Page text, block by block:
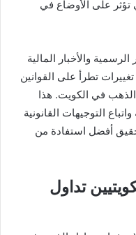
تؤثر على الأوضاع في
والأخبار المالية
تطرأ على القوانين
الذهب في الكويت. هذا
التوجيهات القانونية
أفضل استفادة من
تداول